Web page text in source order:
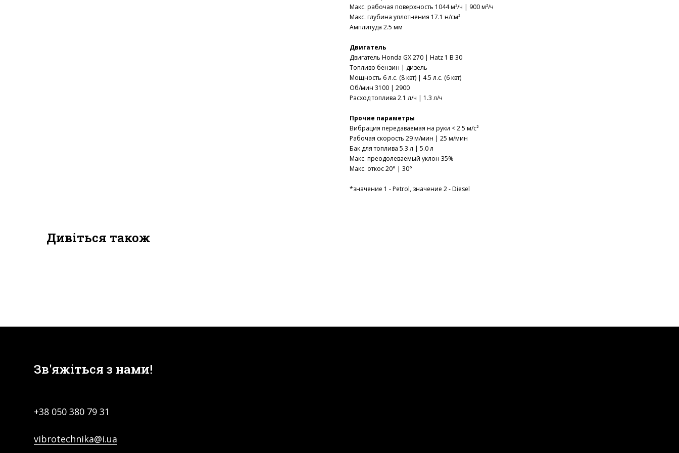
Макс. рабочая поверхность 1044 м²/ч | 900 м²/ч
Макс. глубина уплотнения 17.1 н/см²
Амплитуда 2.5 мм
Двигатель
Двигатель Honda GX 270 | Hatz 1 B 30
Топливо бензин | дизель
Мощность 6 л.с. (8 квт) | 4.5 л.с. (6 квт)
Об/мин 3100 | 2900
Расход топлива 2.1 л/ч | 1.3 л/ч
Прочие параметры
Вибрация передаваемая на руки < 2.5 м/с²
Рабочая скорость 29 м/мин | 25 м/мин
Бак для топлива 5.3 л | 5.0 л
Макс. преодолеваемый уклон 35%
Макс. откос 20° | 30°
*значение 1 - Petrol, значение 2 - Diesel
Дивіться також
Зв'яжіться з нами!
+38 050 380 79 31
vibrotechnika@i.ua